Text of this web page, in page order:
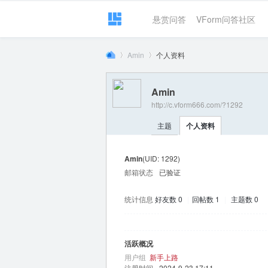
悬赏问答 VForm问答社区
VF›
Amin 个人资料
Amin
http://c.vform666.com/?1292
主题 个人资料
Amin(UID: 1292)
邮箱状态
已验证
统计信息 好友数 0 回帖数 1 主题数 0
活跃概况
用户组 新手上路